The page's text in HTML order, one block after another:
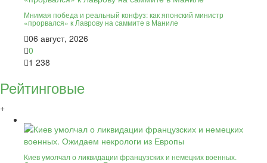
Мнимая победа и реальный конфуз: как японский министр
«прорвался» к Лаврову на саммите в Маниле
06 август, 2026
0
1 238
Рейтинговые
+
Киев умолчал о ликвидации французских и немецких военных.